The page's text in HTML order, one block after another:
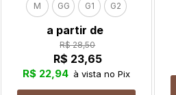
M GG G1 G2
a partir de
R$ 28,50
R$ 23,65
R$ 22,94 à vista no Pix